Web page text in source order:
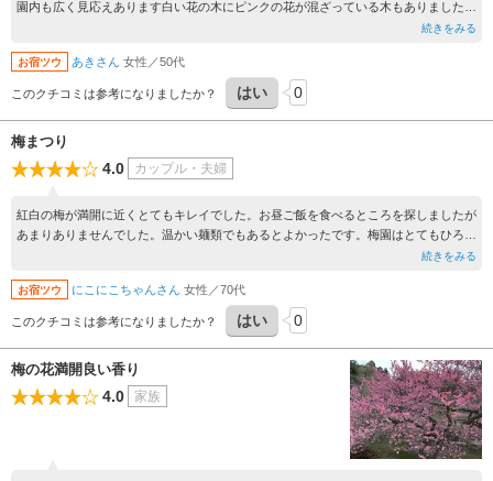
園内も広く見応えあります白い花の木にピンクの花が混ざっている木もありました
続きをみる
お宿ツウ あきさん 女性／50代
このクチコミは参考になりましたか？ はい 0
梅まつり
4.0 カップル・夫婦
紅白の梅が満開に近くとてもキレイでした。お昼ご飯を食べるところを探しましたが
あまりありませんでした。温かい麺類でもあるとよかったです。梅園はとてもひろく
てグルグル回ってしまいました。駐車場も近くに止めることができてよかったです。
続きをみる
お宿ツウ にこにこちゃんさん 女性／70代
このクチコミは参考になりましたか？ はい 0
梅の花満開良い香り
4.0 家族